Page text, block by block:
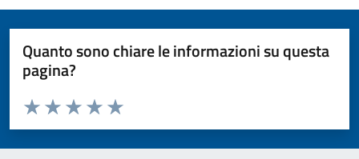
Quanto sono chiare le informazioni su questa
pagina?
Valuta da 1 a 5 stelle la pagina
Valuta 5 stelle su 5
Valuta 4 stelle su 5
Valuta 3 stelle su 5
Valuta 2 stelle su 5
Valuta 1 stelle su 5